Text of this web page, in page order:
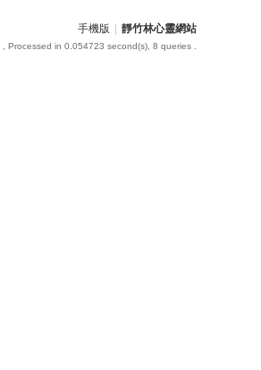
手機版 靜竹林心靈網站
, Processed in 0.054723 second(s), 8 queries .